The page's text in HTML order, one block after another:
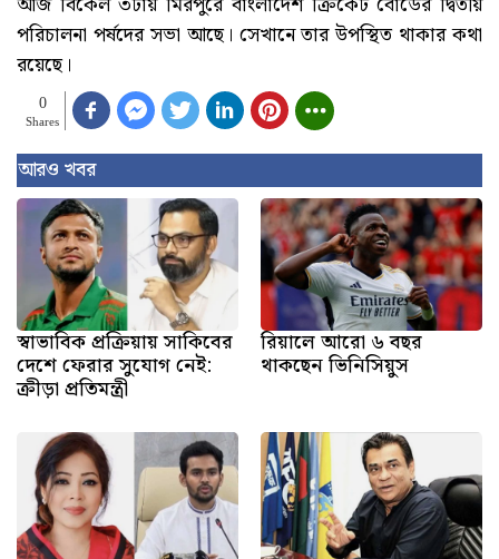
পরিচালনা পর্ষদের সভা আছে। সেখানে তার উপস্থিত থাকার কথা
রয়েছে।
0
Shares
আরও খবর
স্বাভাবিক প্রক্রিয়ায় সাকিবের
দেশে ফেরার সুযোগ নেই:
ক্রীড়া প্রতিমন্ত্রী
রিয়ালে আরো ৬ বছর
থাকছেন ভিনিসিয়ুস